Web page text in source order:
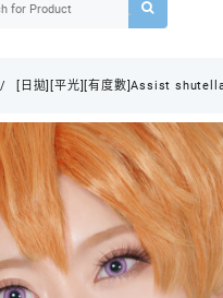
[日拋][平光][有度數]Assist